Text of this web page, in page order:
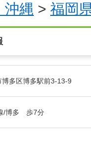
沖縄 > 福岡
多区博多駅前3-13-9
/博多 歩7分